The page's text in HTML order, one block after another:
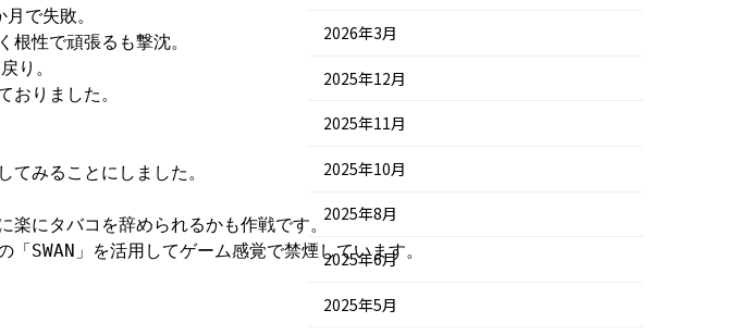
で失敗。
性で頑張るも撃沈。
り。
りました。
みることにしました。
楽にタバコを辞められるかも作戦です。
SWAN」を活用してゲーム感覚で禁煙しています。
2026年3月
2025年12月
2025年11月
2025年10月
2025年8月
2025年6月
2025年5月